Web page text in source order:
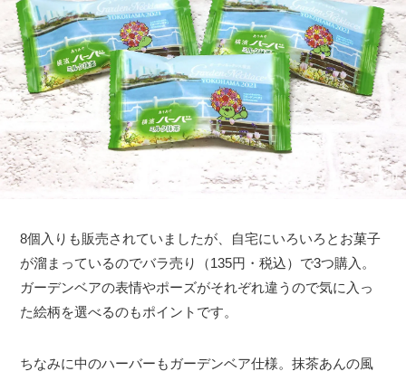
8個入りも販売されていましたが、自宅にいろいろとお菓子
が溜まっているのでバラ売り（135円・税込）で3つ購入。
ガーデンベアの表情やポーズがそれぞれ違うので気に入っ
た絵柄を選べるのもポイントです。
ちなみに中のハーバーもガーデンベア仕様。抹茶あんの風